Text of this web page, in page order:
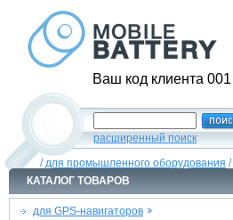
Ваш код клиента 001
расширенный поиск
/для промышленного оборудования /
КАТАЛОГ ТОВАРОВ
для GPS-навигаторов